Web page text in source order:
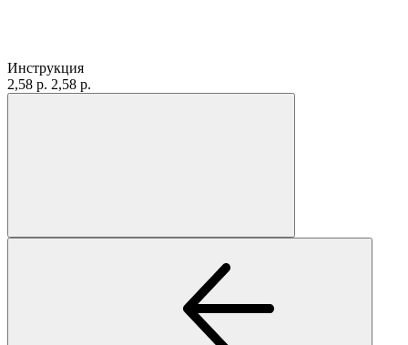
Инструкция
2,58 р. 2,58 р.